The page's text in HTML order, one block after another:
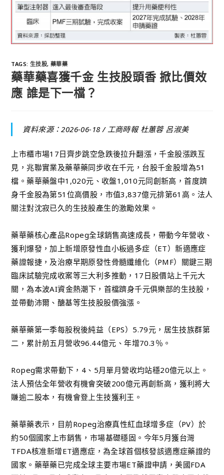
TAGS: 生技股, 藥華藥
藥華藥喜獲千金 生技股頭香 掀比價效
應 誰是下一檔？
資料來源：2026-06-18 /工商時報 杜蕙蓉 呂淑美
上市櫃市場17日齊步跳空急跌後拉升翻漲，千金股漲跌互
見，兆聯實業及藥華藥同步收在千元，台股千金股增為51
檔。藥華藥盤中1,020元、收盤1,010元同創新高，首度躋
身千金股為第51位高價股，市值3,837億元排第61高。法人
關注對沈寂已久的生技股產生的激勵效果。
藥華藥核心產品Ropeg全球銷售高速成長，帶動今年營收、
獲利爆發，加上新增原發性血小板過多症（ET）新適應症
藥證報捷，及治療早期原發性骨髓纖維化（PMF）關鍵三期
臨床試驗完成收案等三大利多推動，17日股價站上千元大
關，為本波AI資金熱潮下，首檔躋身千元俱樂部的生技股，
並帶動沛爾、醣基等生技股股價強漲。
藥華藥第一季每股稅後純益（EPS）5.79元，居生技族群第
二，累計前五月營收96.44億元、年增70.3％。
Ropeg需求帶動下，4、5月單月營收均站穩20億元以上。
法人預估全年營收有機會突破200億元再創新高，獲利將大
賺逾二股本，有機會登上生技獲利王。
藥華藥表示，目前Ropeg治療真性紅血球增多症（PV）於
約50個國家上市銷售，市場基礎穩固。今年5月獲台灣
TFDA核准新增ET適應症，為全球首個核發該適應症藥證的
國家。藥華藥已完成全球主要市場ET藥證申請，美國FDA